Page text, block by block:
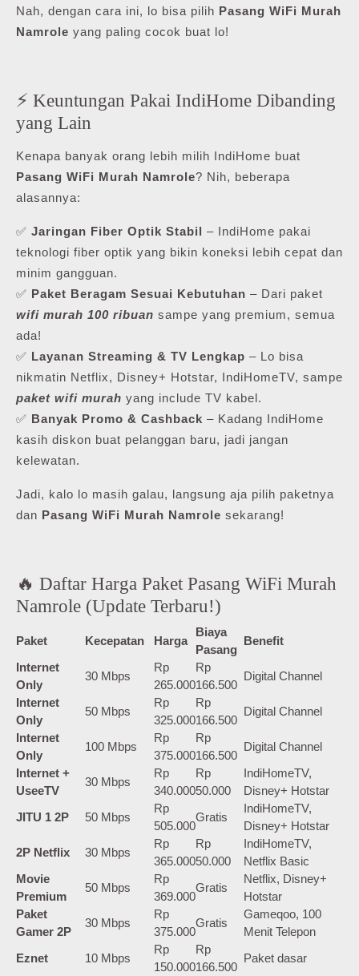
Nah, dengan cara ini, lo bisa pilih Pasang WiFi Murah
Namrole yang paling cocok buat lo!
⚡ Keuntungan Pakai IndiHome Dibanding
yang Lain
Kenapa banyak orang lebih milih IndiHome buat
Pasang WiFi Murah Namrole? Nih, beberapa
alasannya:
✅ Jaringan Fiber Optik Stabil – IndiHome pakai
teknologi fiber optik yang bikin koneksi lebih cepat dan
minim gangguan.
✅ Paket Beragam Sesuai Kebutuhan – Dari paket
wifi murah 100 ribuan sampe yang premium, semua
ada!
✅ Layanan Streaming & TV Lengkap – Lo bisa
nikmatin Netflix, Disney+ Hotstar, IndiHomeTV, sampe
paket wifi murah yang include TV kabel.
✅ Banyak Promo & Cashback – Kadang IndiHome
kasih diskon buat pelanggan baru, jadi jangan
kelewatan.
Jadi, kalo lo masih galau, langsung aja pilih paketnya
dan Pasang WiFi Murah Namrole sekarang!
🔥 Daftar Harga Paket Pasang WiFi Murah
Namrole (Update Terbaru!)
Paket Kecepatan Harga
Biaya
Pasang
Benefit
Internet
Only
30 Mbps
Rp
265.000
Rp
166.500
Digital Channel
Internet
Only
50 Mbps
Rp
325.000
Rp
166.500
Digital Channel
Internet
Only
100 Mbps
Rp
375.000
Rp
166.500
Digital Channel
Internet +
UseeTV
30 Mbps
Rp
340.000
Rp
50.000
IndiHomeTV,
Disney+ Hotstar
JITU 1 2P
50 Mbps
Rp
505.000
Gratis
IndiHomeTV,
Disney+ Hotstar
2P Netflix
30 Mbps
Rp
365.000
Rp
50.000
IndiHomeTV,
Netflix Basic
Movie
Premium
50 Mbps
Rp
369.000
Gratis
Netflix, Disney+
Hotstar
Paket
Gamer 2P
30 Mbps
Rp
375.000
Gratis
Gameqoo, 100
Menit Telepon
Eznet
10 Mbps
Rp
150.000
Rp
166.500
Paket dasar